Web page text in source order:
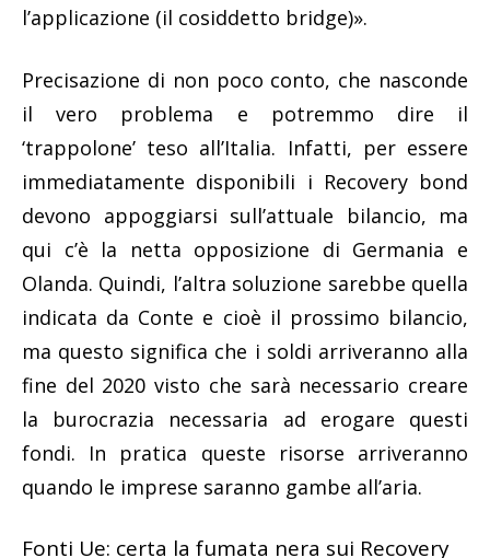
l’applicazione (il cosiddetto bridge)».
Precisazione di non poco conto, che nasconde
il vero problema e potremmo dire il
‘trappolone’ teso all’Italia. Infatti, per essere
immediatamente disponibili i Recovery bond
devono appoggiarsi sull’attuale bilancio, ma
qui c’è la netta opposizione di Germania e
Olanda. Quindi, l’altra soluzione sarebbe quella
indicata da Conte e cioè il prossimo bilancio,
ma questo significa che i soldi arriveranno alla
fine del 2020 visto che sarà necessario creare
la burocrazia necessaria ad erogare questi
fondi. In pratica queste risorse arriveranno
quando le imprese saranno gambe all’aria.
Fonti Ue: certa la fumata nera sui Recovery